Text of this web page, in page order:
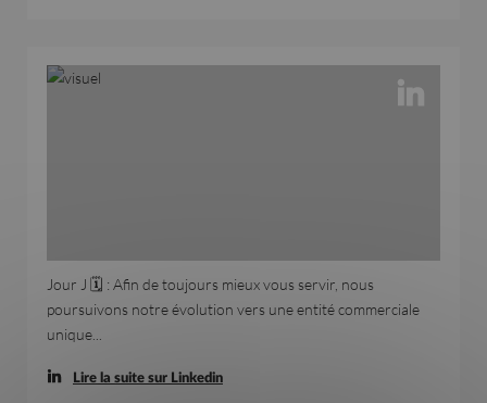
Jour J 🗓️ : Afin de toujours mieux vous servir, nous
poursuivons notre évolution vers une entité commerciale
unique...
Lire la suite sur Linkedin